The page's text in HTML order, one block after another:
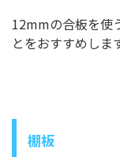
12mmの合板を使
とをおすすめしま
棚板